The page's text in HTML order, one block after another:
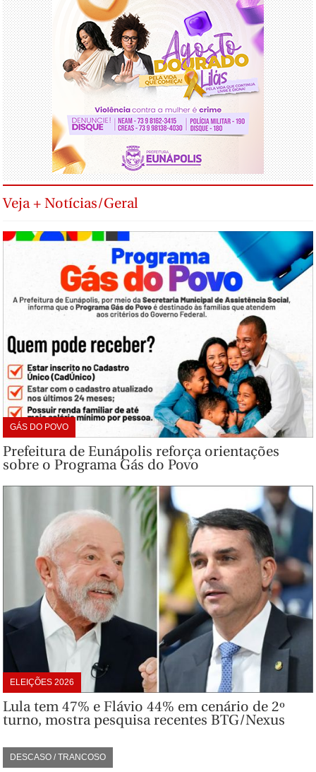
Veja + Notícias/Geral
GÁS DO POVO
Prefeitura de Eunápolis reforça orientações
sobre o Programa Gás do Povo
ELEIÇÕES 2026
Lula tem 47% e Flávio 44% em cenário de 2º
turno, mostra pesquisa recentes BTG/Nexus
DESCASO / TRANCOSO